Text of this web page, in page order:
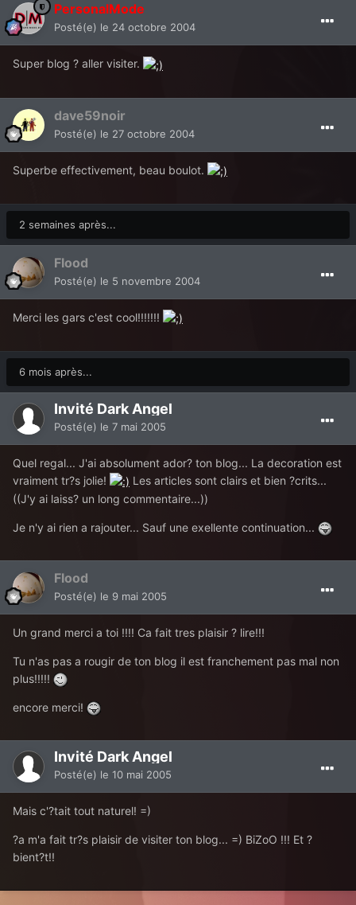
PersonalMode
Posté(e) le 24 octobre 2004
Super blog ? aller visiter.
dave59noir
Posté(e) le 27 octobre 2004
Superbe effectivement, beau boulot.
2 semaines après...
Flood
Posté(e) le 5 novembre 2004
Merci les gars c'est cool!!!!!!!
6 mois après...
Invité Dark Angel
Posté(e) le 7 mai 2005
Quel regal... J'ai absolument ador? ton blog... La decoration est
vraiment tr?s jolie!
Les articles sont clairs et bien ?crits...
((J'y ai laiss? un long commentaire...))
Je n'y ai rien a rajouter... Sauf une exellente continuation...
Flood
Posté(e) le 9 mai 2005
Un grand merci a toi !!!! Ca fait tres plaisir ? lire!!!
Tu n'as pas a rougir de ton blog il est franchement pas mal non
plus!!!!!
encore merci!
Invité Dark Angel
Posté(e) le 10 mai 2005
Mais c'?tait tout naturel! =)
?a m'a fait tr?s plaisir de visiter ton blog... =) BiZoO !!! Et ?
bient?t!!